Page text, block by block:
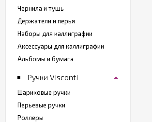
Чернила и тушь
Держатели и перья
Наборы для каллиграфии
Аксессуары для каллиграфии
Альбомы и бумага
Ручки Visconti
Шариковые ручки
Перьевые ручки
Роллеры